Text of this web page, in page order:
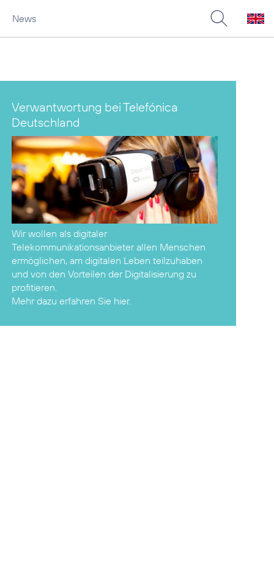
News
Verwantwortung bei Telefónica
Deutschland
Wir wollen als digitaler
Telekommunikationsanbieter allen Menschen
ermöglichen, am digitalen Leben teilzuhaben
und von den Vorteilen der Digitalisierung zu
Mehr dazu erfahren Sie hier.